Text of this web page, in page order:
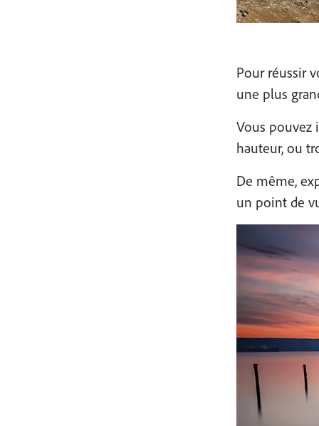
Pour réussir
une plus
Vous pouvez
hauteur, ou
De même,
un point de